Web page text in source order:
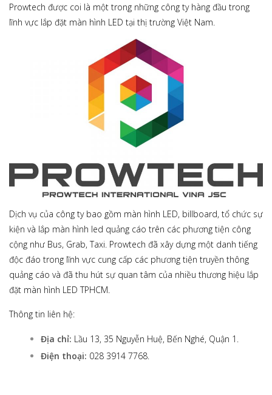
Prowtech được coi là một trong những công ty hàng đầu trong
lĩnh vực lắp đặt màn hình LED tại thị trường Việt Nam.
Dịch vụ của công ty bao gồm màn hình LED, billboard, tổ chức sự
kiện và lắp màn hình led quảng cáo trên các phương tiện công
cộng như Bus, Grab, Taxi. Prowtech đã xây dựng một danh tiếng
độc đáo trong lĩnh vực cung cấp các phương tiện truyền thông
quảng cáo và đã thu hút sự quan tâm của nhiều thương hiệu lắp
đặt màn hình LED TPHCM.
Thông tin liên hệ:
Địa chỉ: Lầu 13, 35 Nguyễn Huệ, Bến Nghé, Quận 1.
Điện thoại: 028 3914 7768.